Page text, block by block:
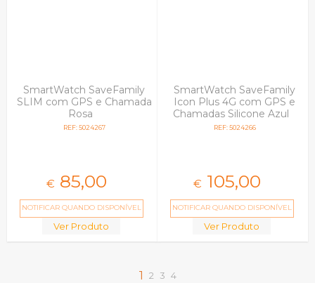
SmartWatch SaveFamily
SLIM com GPS e Chamada
Rosa
REF: 5024267
€ 85,00
NOTIFICAR QUANDO DISPONÍVEL
Ver Produto
SmartWatch SaveFamily
Icon Plus 4G com GPS e
Chamadas Silicone Azul
REF: 5024266
€ 105,00
NOTIFICAR QUANDO DISPONÍVEL
Ver Produto
1 2 3 4